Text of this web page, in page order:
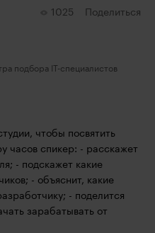
1025 Поделиться
подбора IT-специалистов
чтобы посвятить
часов спикер: - расскажет
- подскажет какие
- объяснит, какие
- поделится
зарабатывать от